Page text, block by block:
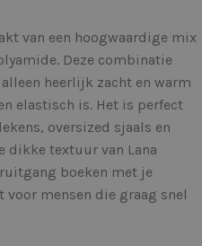
van een hoogwaardige mix
Deze combinatie
heerlijk zacht en warm
elastisch is. Het is perfect
oversized sjaals en
dikke textuur van Lana
boeken met je
mensen die graag snel